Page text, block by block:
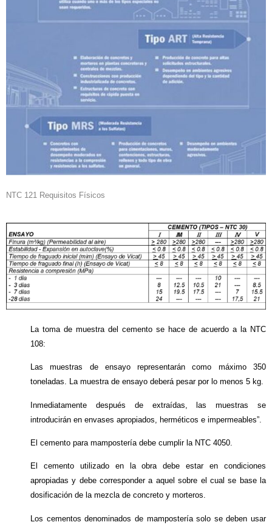
NTC 121 Requisitos Físicos
La toma de muestra del cemento se hace de acuerdo a la NTC
108:
Las muestras de ensayo representarán como máximo 350
toneladas. La muestra de ensayo deberá pesar por lo menos 5 kg.
Inmediatamente después de extraídas, las muestras se
introducirán en envases apropiados, herméticos e impermeables”.
El cemento para mampostería debe cumplir la NTC 4050.
El cemento utilizado en la obra debe estar en condiciones
apropiadas y debe corresponder a aquel sobre el cual se base la
dosificación de la mezcla de concreto y morteros.
Los cementos denominados de mampostería solo se deben usar